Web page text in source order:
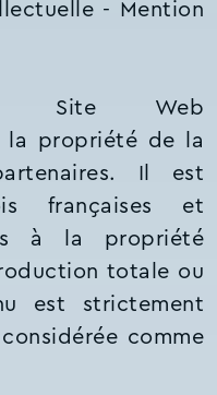
- Mention
Site Web
la propriété de la
Il est
françaises et
à la propriété
totale ou
est strictement
comme